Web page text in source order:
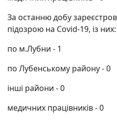
За останню добу
підозрою на Covid-19, із них:
по м.Лубни - 1
по Лубенському району - 0
інші райони - 0
медичних працівників - 0